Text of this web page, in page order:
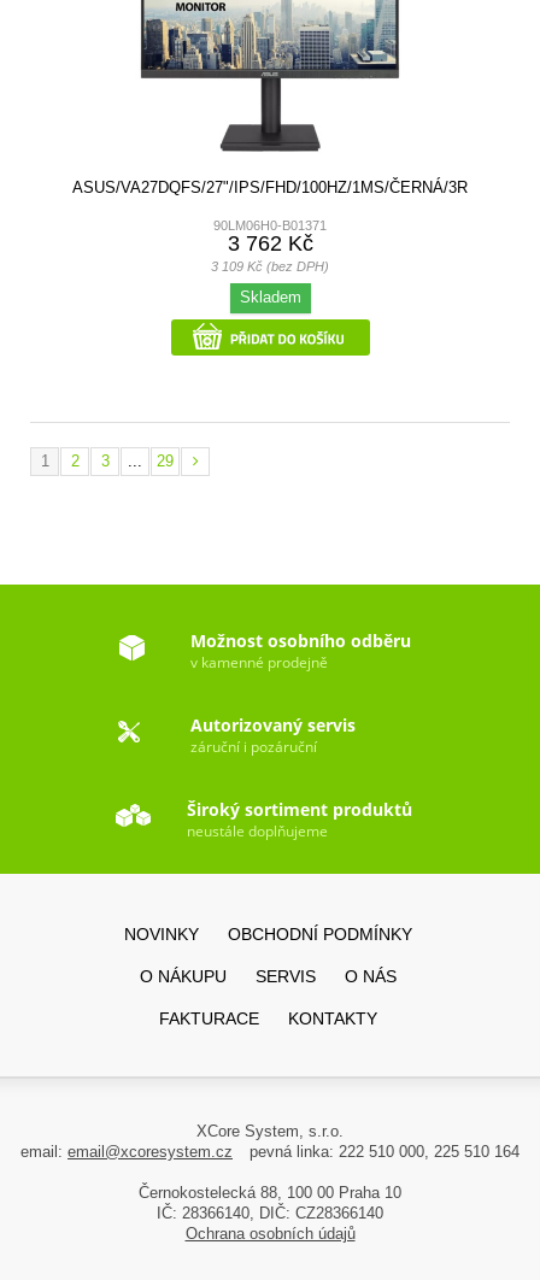
ASUS/VA27DQFS/27"/IPS/FHD/100HZ/1MS/ČERNÁ/3R
90LM06H0-B01371
3 762 Kč
3 109 Kč (bez DPH)
Skladem
1 2 3 ... 29
Možnost osobního odběru
v kamenné prodejně
Autorizovaný servis
záruční i pozáruční
Široký sortiment produktů
neustále doplňujeme
NOVINKY OBCHODNÍ PODMÍNKY
O NÁKUPU SERVIS O NÁS
FAKTURACE KONTAKTY
XCore System, s.r.o.
email: email@xcoresystem.cz pevná linka: 222 510 000, 225 510 164
Černokostelecká 88, 100 00 Praha 10
IČ: 28366140, DIČ: CZ28366140
Ochrana osobních údajů